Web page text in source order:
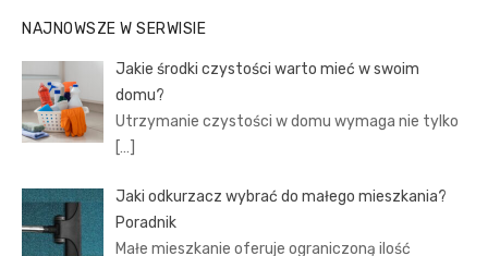
NAJNOWSZE W SERWISIE
Jakie środki czystości warto mieć w swoim
domu?
Utrzymanie czystości w domu wymaga nie tylko
[…]
Jaki odkurzacz wybrać do małego mieszkania?
Poradnik
Małe mieszkanie oferuje ograniczoną ilość